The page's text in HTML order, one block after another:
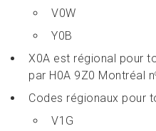
V0W
Y0B
X0A est régional pour
par H0A 9Z0 Montréal n
Codes régionaux pour
V1G